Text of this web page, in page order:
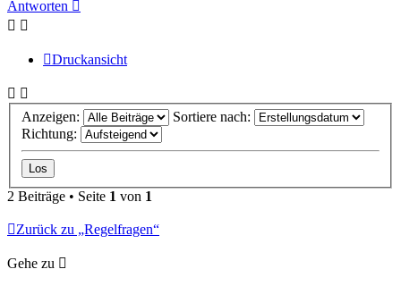
Antworten
Druckansicht
Anzeigen:
Sortiere nach:
Richtung:
2 Beiträge • Seite 1 von 1
Zurück zu „Regelfragen“
Gehe zu